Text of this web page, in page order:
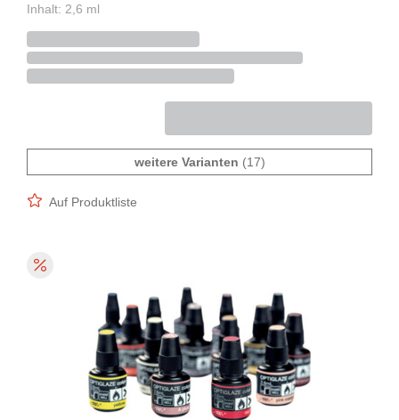
Inhalt: 2,6 ml
weitere Varianten (17)
Auf Produktliste